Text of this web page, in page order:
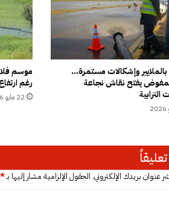
وإشكالات مستمرة…
المفوض يفتح نقاش نجاعة
موسم
رغم
22 مايو 2026
عنوان بريدك الإلكتروني. الحقول الإلزامية مشار إليها بـ*